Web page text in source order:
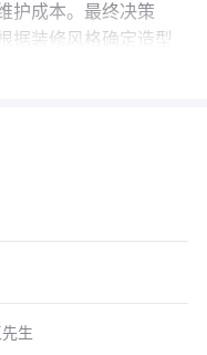
护成本。最终决策
据装修风格确定造型